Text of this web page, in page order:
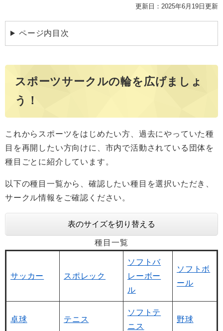
更新日：2025年6月19日更新
ページ内目次
スポーツサークルの輪を広げましょ
う！
これからスポーツをはじめたい方、過去にやっていた種
目を再開したい方向けに、市内で活動されている団体を
種目ごとに紹介しています。
以下の種目一覧から、確認したい種目を選択いただき、
サークル情報をご確認ください。
表のサイズを切り替える
種目一覧
サッカー スポレック
ソフトバ
レーボー
ル
ソフトボ
ール
卓球 テニス
ソフトテ
ニス
野球